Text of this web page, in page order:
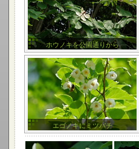
ホウノキを公園通りから
エゴノキにミツバチ